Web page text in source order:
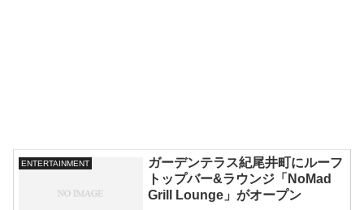
ENTERTAINMENT
ガーデンテラス紀尾井町にルーフ
トップバー&ラウンジ「NoMad
Grill Lounge」がオープン